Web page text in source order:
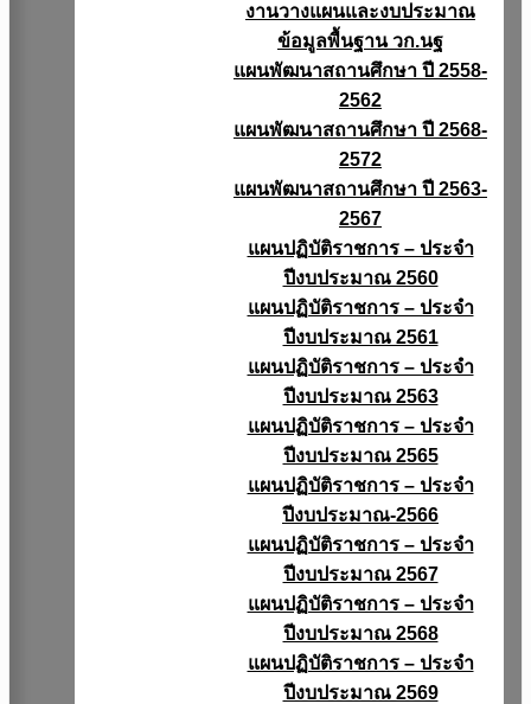
งานวางแผนและงบประมาณ
ข้อมูลพื้นฐาน วก.นฐ
แผนพัฒนาสถานศึกษา ปี 2558-
2562
แผนพัฒนาสถานศึกษา ปี 2568-
2572
แผนพัฒนาสถานศึกษา ปี 2563-
2567
แผนปฏิบัติราชการ – ประจำ
ปีงบประมาณ 2560
แผนปฏิบัติราชการ – ประจำ
ปีงบประมาณ 2561
แผนปฏิบัติราชการ – ประจำ
ปีงบประมาณ 2563
แผนปฏิบัติราชการ – ประจำ
ปีงบประมาณ 2565
แผนปฏิบัติราชการ – ประจำ
ปีงบประมาณ-2566
แผนปฏิบัติราชการ – ประจำ
ปีงบประมาณ 2567
แผนปฏิบัติราชการ – ประจำ
ปีงบประมาณ 2568
แผนปฏิบัติราชการ – ประจำ
ปีงบประมาณ 2569